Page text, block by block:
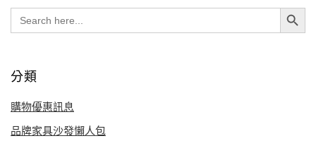
Search
for:
Search Button
分類
購物優惠訊息
品牌家具沙發懶人包